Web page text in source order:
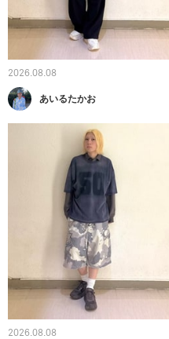
2026.08.08
あいるたかお
2026.08.08